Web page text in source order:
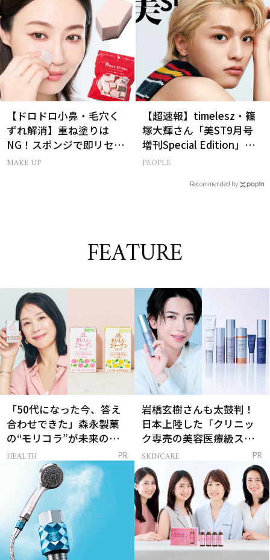
【ドロドロ小鼻・毛穴く
ずれ解消】重ね塗りは
NG！スポンジで即リセッ
トするプロ技
MAKE UP
【超速報】timelesz・篠
塚大輝さん「美ST9月号
増刊Special Edition」誌
面カットを先行公開！
PEOPLE
Recommended by
FEATURE
「50代になった今、答え
合わせできた」森永製菓
の“モリコラ”が未来のキ
レイを連れてくる！
HEALTH PR
岩橋玄樹さんも太鼓判！
日本上陸した「クリニッ
ク専売の美容医療級スキ
ンケア」
SKINCARE PR